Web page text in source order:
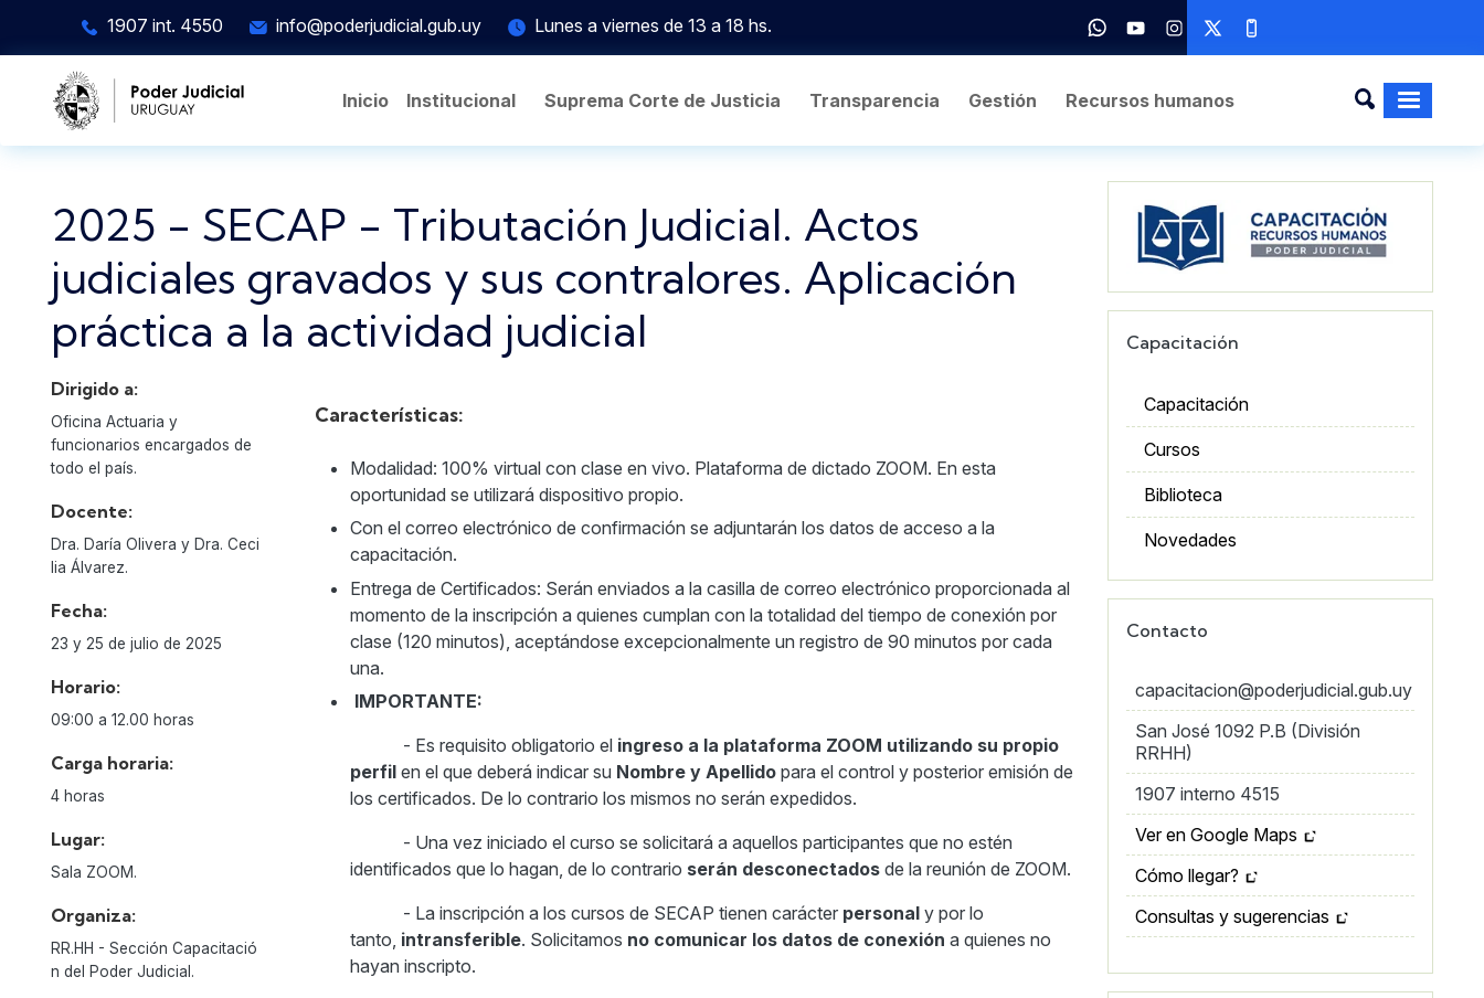
1907 int. 4550 info@poderjudicial.gub.uy Lunes a viernes de 13 a 18 hs.
Inicio Institucional Suprema Corte de Justicia Transparencia Gestión Recursos humanos
2025 - SECAP - Tributación Judicial. Actos
judiciales gravados y sus contralores. Aplicación
práctica a la actividad judicial
Dirigido a:
Oficina Actuaria y
funcionarios encargados de
todo el país.
Docente:
Dra. Daría Olivera y Dra. Ceci
lia Álvarez.
Fecha:
23 y 25 de julio de 2025
Horario:
09:00 a 12.00 horas
Carga horaria:
4 horas
Lugar:
Sala ZOOM.
Organiza:
RR.HH - Sección Capacitació
n del Poder Judicial.
Características:
Modalidad: 100% virtual con clase en vivo. Plataforma de dictado ZOOM. En esta
oportunidad se utilizará dispositivo propio.
Con el correo electrónico de confirmación se adjuntarán los datos de acceso a la
capacitación.
Entrega de Certificados: Serán enviados a la casilla de correo electrónico proporcionada al
momento de la inscripción a quienes cumplan con la totalidad del tiempo de conexión por
clase (120 minutos), aceptándose excepcionalmente un registro de 90 minutos por cada
una.
IMPORTANTE:
- Es requisito obligatorio el ingreso a la plataforma ZOOM utilizando su propio
perfilen el que deberá indicar su Nombre y Apellidopara el control y posterior emisión de
los certificados. De lo contrario los mismos no serán expedidos.
- Una vez iniciado el curso se solicitará a aquellos participantes que no estén
identificados que lo hagan, de lo contrario serán desconectadosde la reunión de ZOOM.
- La inscripción a los cursos de SECAP tienen carácter personaly por lo
tanto, intransferible. Solicitamos no comunicar los datos de conexión a quienes no
hayan inscripto.
Imagen
Capacitación
Capacitación
Cursos
Biblioteca
Novedades
Contacto
capacitacion@poderjudicial.gub.uy
San José 1092 P.B (División
RRHH)
1907 interno 4515
Ver en Google Maps
Cómo llegar?
Consultas y sugerencias